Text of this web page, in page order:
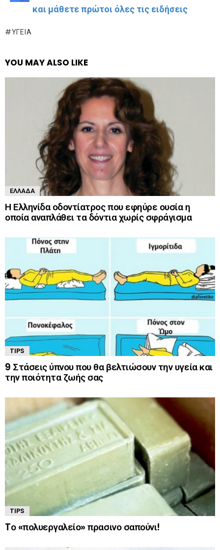
και μάθετε πρώτοι όλες τις ειδήσεις
ΥΓΕΊΑ
YOU MAY ALSO LIKE
ΕΛΛΆΔΑ
Η Ελληνίδα οδοντίατρος που εφηύρε ουσία η
οποία αναπλάθει τα δόντια χωρίς σφράγισμα
TIPS
9 Στάσεις ύπνου που θα βελτιώσουν την υγεία και
την ποιότητα ζωής σας
TIPS
Tο «πολυεργαλείο» πρασινο σαπούνι!